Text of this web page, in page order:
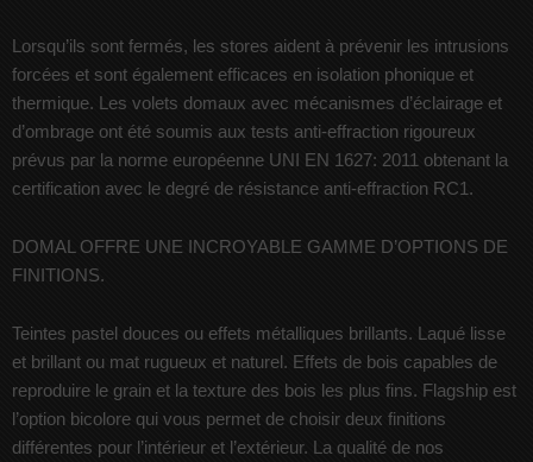
Lorsqu’ils sont fermés, les stores aident à prévenir les intrusions
forcées et sont également efficaces en isolation phonique et
thermique. Les volets domaux avec mécanismes d’éclairage et
d’ombrage ont été soumis aux tests anti-effraction rigoureux
prévus par la norme européenne UNI EN 1627: 2011 obtenant la
certification avec le degré de résistance anti-effraction RC1.
DOMAL OFFRE UNE INCROYABLE GAMME D’OPTIONS DE
FINITIONS.
Teintes pastel douces ou effets métalliques brillants. Laqué lisse
et brillant ou mat rugueux et naturel. Effets de bois capables de
reproduire le grain et la texture des bois les plus fins. Flagship est
l’option bicolore qui vous permet de choisir deux finitions
différentes pour l’intérieur et l’extérieur. La qualité de nos